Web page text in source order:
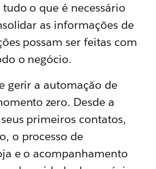
o que é necessário
as informações de
possam ser feitas com
o negócio.
gerir a automação de
zero. Desde a
primeiros contatos,
o processo de
e o acompanhamento